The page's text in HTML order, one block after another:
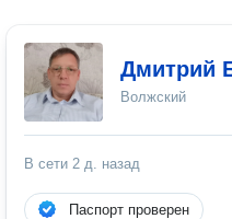
Дмитрий
Волжский
В сети 2 д. назад
Паспорт проверен